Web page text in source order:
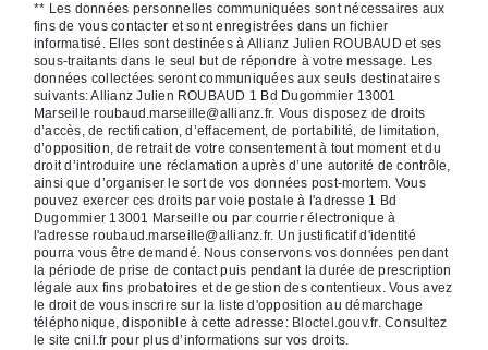
** Les données personnelles communiquées sont nécessaires aux
fins de vous contacter et sont enregistrées dans un fichier
informatisé. Elles sont destinées à Allianz Julien ROUBAUD et ses
sous-traitants dans le seul but de répondre à votre message. Les
données collectées seront communiquées aux seuls destinataires
suivants: Allianz Julien ROUBAUD 1 Bd Dugommier 13001
Marseille roubaud.marseille@allianz.fr. Vous disposez de droits
d’accès, de rectification, d’effacement, de portabilité, de limitation,
d’opposition, de retrait de votre consentement à tout moment et du
droit d’introduire une réclamation auprès d’une autorité de contrôle,
ainsi que d’organiser le sort de vos données post-mortem. Vous
pouvez exercer ces droits par voie postale à l'adresse 1 Bd
Dugommier 13001 Marseille ou par courrier électronique à
l'adresse roubaud.marseille@allianz.fr. Un justificatif d'identité
pourra vous être demandé. Nous conservons vos données pendant
la période de prise de contact puis pendant la durée de prescription
légale aux fins probatoires et de gestion des contentieux. Vous avez
le droit de vous inscrire sur la liste d'opposition au démarchage
téléphonique, disponible à cette adresse: Bloctel.gouv.fr. Consultez
le site cnil.fr pour plus d’informations sur vos droits.